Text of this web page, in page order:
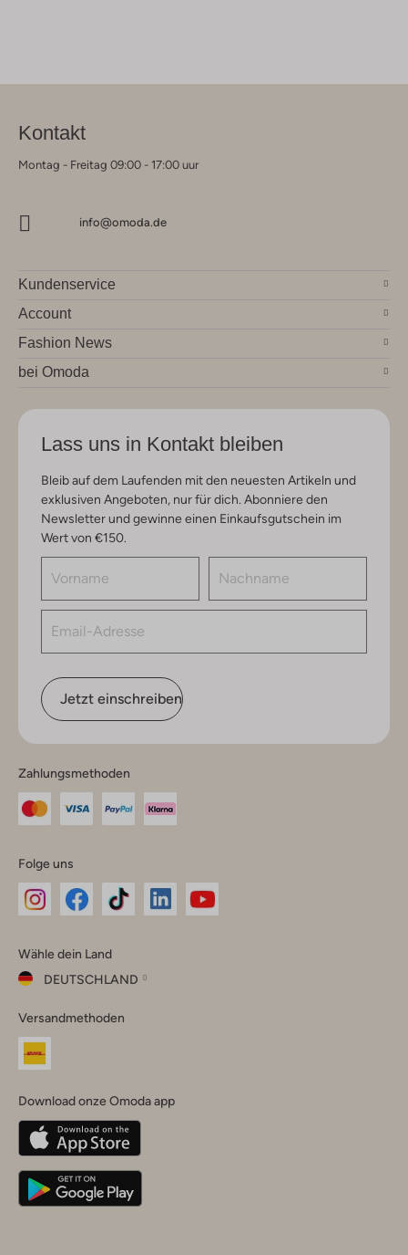
Kontakt
Montag - Freitag 09:00 - 17:00 uur
info@omoda.de
Kundenservice
Account
Fashion News
bei Omoda
Lass uns in Kontakt bleiben
Bleib auf dem Laufenden mit den neuesten Artikeln und
exklusiven Angeboten, nur für dich. Abonniere den
Newsletter und gewinne einen Einkaufsgutschein im
Wert von €150.
Jetzt einschreiben
Zahlungsmethoden
Folge uns
Instagram
Facebook
TikTok
Wähle dein Land
DEUTSCHLAND
dein
Land
Belgique(Français)
Deutschland
Versandmethoden
Download onze Omoda app